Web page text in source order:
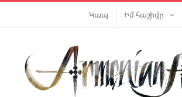
Կապ Իմ հաշիվը